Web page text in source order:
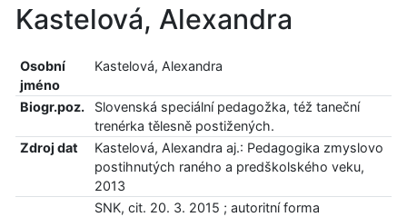
Kastelová, Alexandra
Osobní
jméno
Kastelová, Alexandra
Biogr.poz.
Slovenská speciální pedagožka, též taneční
trenérka tělesně postižených.
Zdroj dat
Kastelová, Alexandra aj.: Pedagogika zmyslovo
postihnutých raného a predškolského veku,
2013
SNK, cit. 20. 3. 2015 ; autoritní forma